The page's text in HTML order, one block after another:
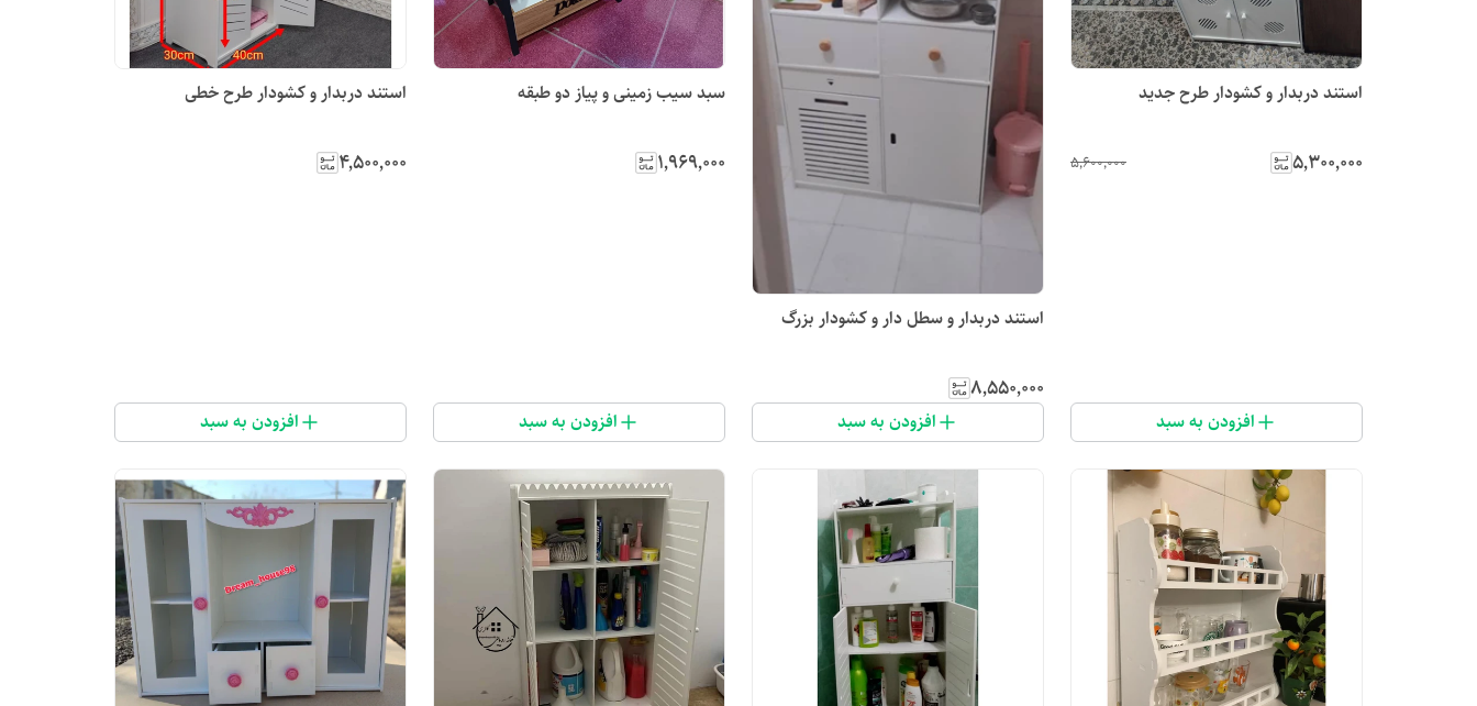
استند دربدار و کشودار طرح جدید
۵٬۳۰۰٬۰۰۰ ۵٬۶۰۰٬۰۰۰
افزودن به سبد
استند دربدار و سطل دار و کشودار بزرگ
۸٬۵۵۰٬۰۰۰
افزودن به سبد
سبد سیب زمینی و پیاز دو طبقه
۱٬۹۶۹٬۰۰۰
افزودن به سبد
استند دربدار و کشودار طرح خطی
۴٬۵۰۰٬۰۰۰
افزودن به سبد